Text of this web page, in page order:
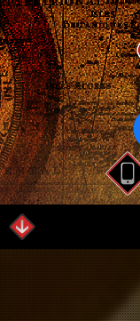
業務内容